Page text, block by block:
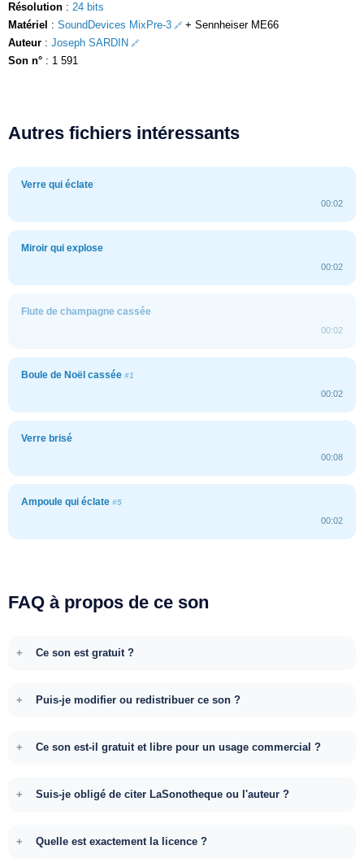
Résolution : 24 bits
Matériel : SoundDevices MixPre-3
+ Sennheiser ME66
Auteur : Joseph SARDIN
Son n° : 1 591
Autres fichiers intéressants
Verre qui éclate
00:02
Miroir qui explose
00:02
Flute de champagne cassée
00:02
Boule de Noël cassée #1
00:02
Verre brisé
00:08
Ampoule qui éclate #5
00:02
FAQ à propos de ce son
Ce son est gratuit ?
Puis-je modifier ou redistribuer ce son ?
Ce son est-il gratuit et libre pour un usage commercial ?
Suis-je obligé de citer LaSonotheque ou l'auteur ?
Quelle est exactement la licence ?